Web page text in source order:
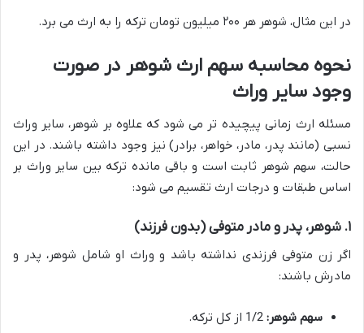
در این مثال، شوهر هر ۲۰۰ میلیون تومان ترکه را به ارث می برد.
نحوه محاسبه سهم ارث شوهر در صورت
وجود سایر وراث
مسئله ارث زمانی پیچیده تر می شود که علاوه بر شوهر، سایر وراث
نسبی (مانند پدر، مادر، خواهر، برادر) نیز وجود داشته باشند. در این
حالت، سهم شوهر ثابت است و باقی مانده ترکه بین سایر وراث بر
اساس طبقات و درجات ارث تقسیم می شود:
۱. شوهر، پدر و مادر متوفی (بدون فرزند)
اگر زن متوفی فرزندی نداشته باشد و وراث او شامل شوهر، پدر و
مادرش باشند:
سهم شوهر: